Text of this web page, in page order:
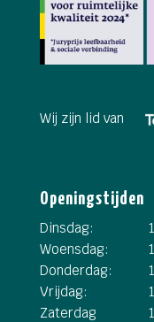
Wij zijn lid van
Openingstijden
Dinsdag:
Woensdag:
Donderdag:
Vrijdag:
Zaterdag